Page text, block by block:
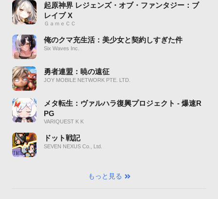
起原神界 レジェンズ・オブ・ファンタジー：ブ
レイブ X
ＧａｍｅＣＣ
俺のクマ充生活：美少女と契約しすぎた件
Six Waves Inc.
勇者連盟：暁の遠征
JOY MOBILE NETWORK PTE. LTD.
メタ転生：ヴァルハラ復興プロジェクト - 爆速R
PG
VARIQUEST K K
ドット戦記
SEVEN NEXUS Co., Ltd.
もっと見る